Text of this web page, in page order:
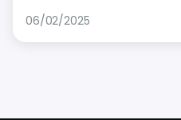
06/02/2025